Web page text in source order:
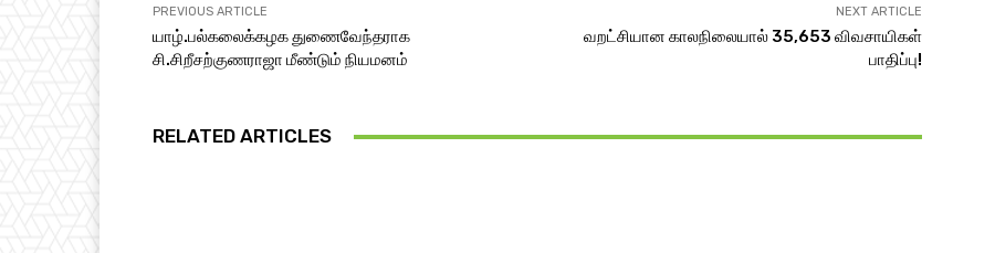
PREVIOUS ARTICLE
யாழ்.பல்கலைக்கழக துணைவேந்தராக
சி.சிறீசற்குணராஜா மீண்டும் நியமனம்
NEXT ARTICLE
வறட்சியான காலநிலையால் 35,653 விவசாயிகள்
பாதிப்பு!
RELATED ARTICLES